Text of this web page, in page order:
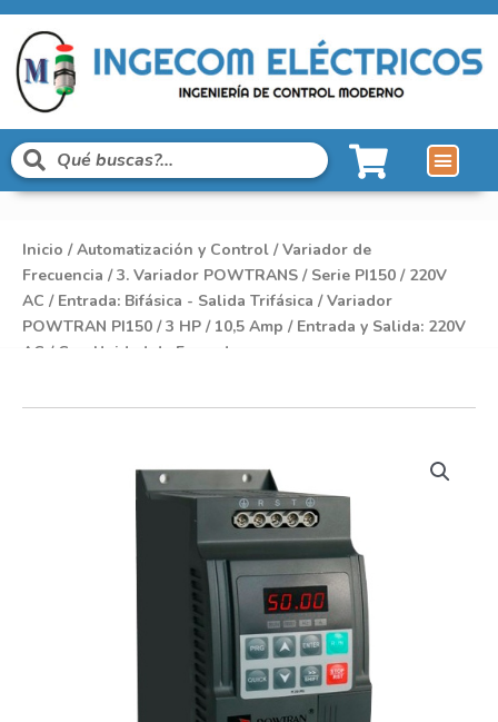
Inicio /Automatización y Control /Variador de
Frecuencia /3. Variador POWTRANS / Serie PI150 / 220V
AC / Entrada: Bifásica - Salida Trifásica / Variador
POWTRAN PI150 / 3 HP / 10,5 Amp / Entrada y Salida: 220V
AC / Con Unidad de Frenado